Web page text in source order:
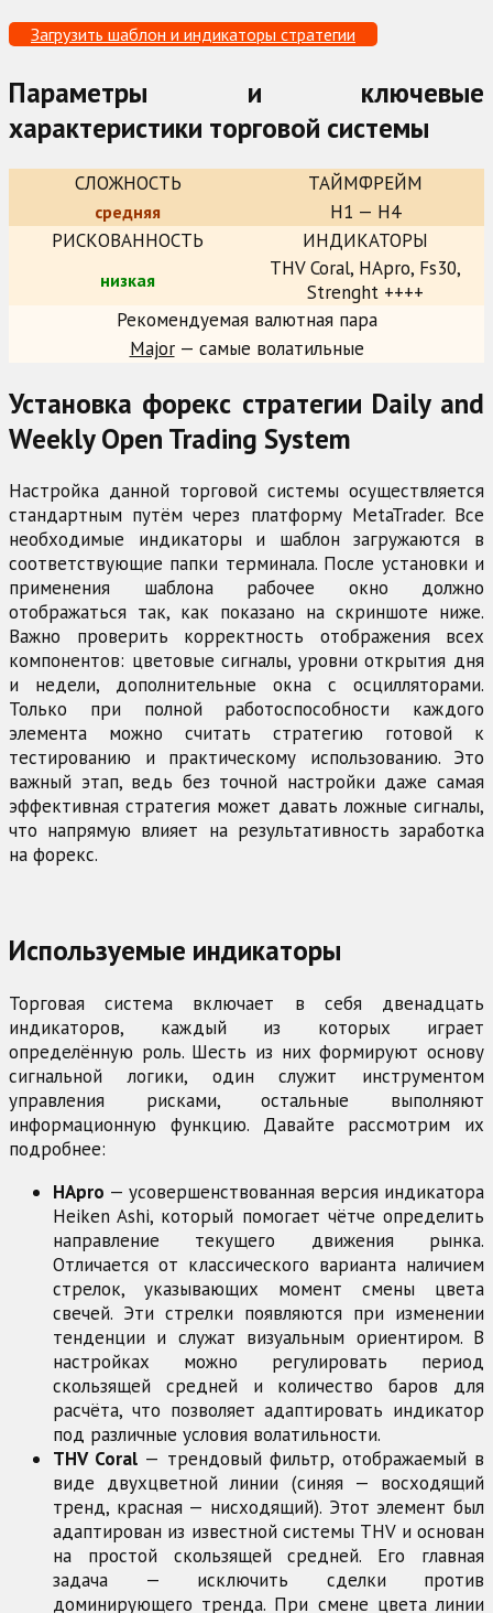
Загрузить шаблон и индикаторы стратегии
Параметры и ключевые
характеристики торговой системы
СЛОЖНОСТЬ ТАЙМФРЕЙМ
средняя
H1 — H4
РИСКОВАННОСТЬ
ИНДИКАТОРЫ
низкая
THV Coral, HApro, Fs30,
Strenght ++++
Рекомендуемая валютная пара
Major— самые волатильные
Установка форекс стратегии Daily and
Weekly Open Trading System
Настройка данной торговой системы осуществляется
стандартным путём через платформу MetaTrader. Все
необходимые индикаторы и шаблон загружаются в
соответствующие папки терминала. После установки и
применения шаблона рабочее окно должно
отображаться так, как показано на скриншоте ниже.
Важно проверить корректность отображения всех
компонентов: цветовые сигналы, уровни открытия дня
и недели, дополнительные окна с осцилляторами.
Только при полной работоспособности каждого
элемента можно считать стратегию готовой к
тестированию и практическому использованию. Это
важный этап, ведь без точной настройки даже самая
эффективная стратегия может давать ложные сигналы,
что напрямую влияет на результативность заработка
на форекс.
Используемые индикаторы
Торговая система включает в себя двенадцать
индикаторов, каждый из которых играет
определённую роль. Шесть из них формируют основу
сигнальной логики, один служит инструментом
управления рисками, остальные выполняют
информационную функцию. Давайте рассмотрим их
подробнее:
HApro — усовершенствованная версия индикатора
Heiken Ashi, который помогает чётче определить
направление текущего движения рынка.
Отличается от классического варианта наличием
стрелок, указывающих момент смены цвета
свечей. Эти стрелки появляются при изменении
тенденции и служат визуальным ориентиром. В
настройках можно регулировать период
скользящей средней и количество баров для
расчёта, что позволяет адаптировать индикатор
под различные условия волатильности.
THV Coral— трендовый фильтр, отображаемый в
виде двухцветной линии (синяя — восходящий
тренд, красная — нисходящий). Этот элемент был
адаптирован из известной системы THV и основан
на простой скользящей средней. Его главная
задача — исключить сделки против
доминирующего тренда. При смене цвета линии